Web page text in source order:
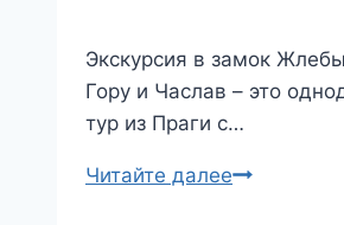
Экскурсия в замок
Гору и Часлав – это
тур из Праги с…
Читайте далееИз